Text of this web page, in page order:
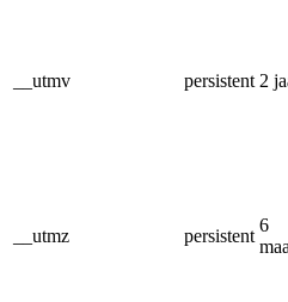
__utmv persistent 2
__utmz persistent
6